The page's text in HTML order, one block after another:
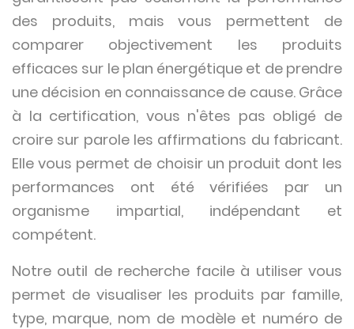
des produits, mais vous permettent de
comparer objectivement les produits
efficaces sur le plan énergétique et de prendre
une décision en connaissance de cause. Grâce
à la certification, vous n'êtes pas obligé de
croire sur parole les affirmations du fabricant.
Elle vous permet de choisir un produit dont les
performances ont été vérifiées par un
organisme impartial, indépendant et
compétent.
Notre outil de recherche facile à utiliser vous
permet de visualiser les produits par famille,
type, marque, nom de modèle et numéro de